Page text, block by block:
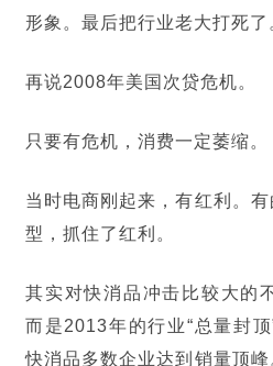
形象。最后把行业老大打死了
再说2008年美国次贷危机。
只要有危机，消费一定萎缩。
当时电商刚起来，有红利。 有
型，抓住了红利。
其实对快消品冲击比较大的
而是2013年的行业“总量封顶
快消品多数企业达到销量顶